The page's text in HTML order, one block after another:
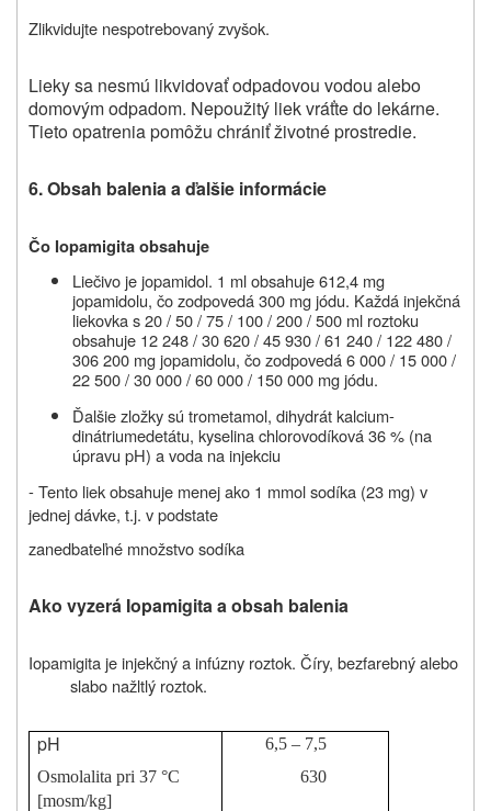
Zlikvidujte nespotrebovaný zvyšok.
Lieky sa nesmú likvidovať odpadovou vodou alebo
domovým odpadom. Nepoužitý liek vráťte do lekárne.
Tieto opatrenia pomôžu chrániť životné prostredie.
6. Obsah balenia a ďalšie informácie
Čo Iopamigita obsahuje
Liečivo je jopamidol. 1 ml obsahuje612,4 mg
jopamidolu, čo zodpovedá300 mg jódu. Každá injekčná
liekovka s 20 / 50 / 75 / 100 / 200 / 500 ml roztoku
obsahuje 12 248 / 30 620 / 45 930 / 61 240 / 122 480 /
306 200 mg jopamidolu, čo zodpovedá 6 000 / 15 000 /
22 500 / 30 000 / 60 000 / 150 000 mg jódu.
Ďalšie zložky sú trometamol, dihydrát kalcium-
dinátriumedetátu, kyselina chlorovodíková 36 % (na
úpravu pH) a voda na injekciu
-Tento liek obsahuje menej ako 1 mmol sodíka (23 mg) v
jednej dávke, t.j. v podstate
zanedbateľné množstvo sodíka
Ako vyzerá Iopamigita a obsah balenia
Iopamigita je injekčný a infúzny roztok. Číry, bezfarebný alebo
slabo nažltlý roztok.
pH
Osmolalita pri 37 °C
[mosm/kg]
6,5 – 7,5
630